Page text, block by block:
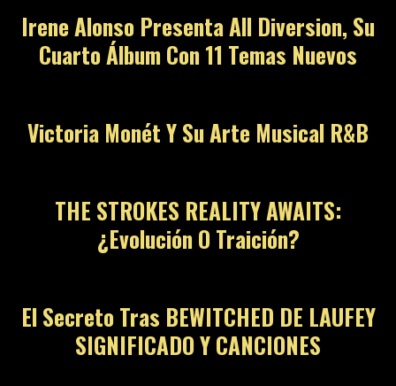
Irene Alonso Presenta All Diversion, Su
Cuarto Álbum Con 11 Temas Nuevos
03
Victoria Monét Y Su Arte Musical R&B
04
THE STROKES REALITY AWAITS:
¿Evolución O Traición?
El Secreto Tras BEWITCHED DE LAUFEY
SIGNIFICADO Y CANCIONES06